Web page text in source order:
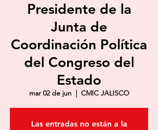
Presidente de la
Junta de
Coordinación Política
del Congreso del
Estado
mar 02 de jun
  |
CMIC JALISCO
Las entradas no están a la